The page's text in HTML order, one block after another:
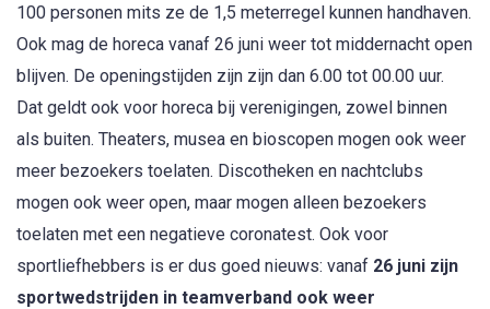
100 personen mits ze de 1,5 meterregel kunnen handhaven.
Ook mag de horeca vanaf 26 juni weer tot middernacht open
blijven. De openingstijden zijn zijn dan 6.00 tot 00.00 uur.
Dat geldt ook voor horeca bij verenigingen, zowel binnen
als buiten. Theaters, musea en bioscopen mogen ook weer
meer bezoekers toelaten. Discotheken en nachtclubs
mogen ook weer open, maar mogen alleen bezoekers
toelaten met een negatieve coronatest. Ook voor
sportliefhebbers is er dus goed nieuws: vanaf 26 juni zijn
sportwedstrijden in teamverband ook weer